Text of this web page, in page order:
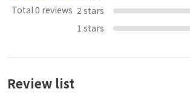
Total 0 reviews 2 stars
1 stars
Review list